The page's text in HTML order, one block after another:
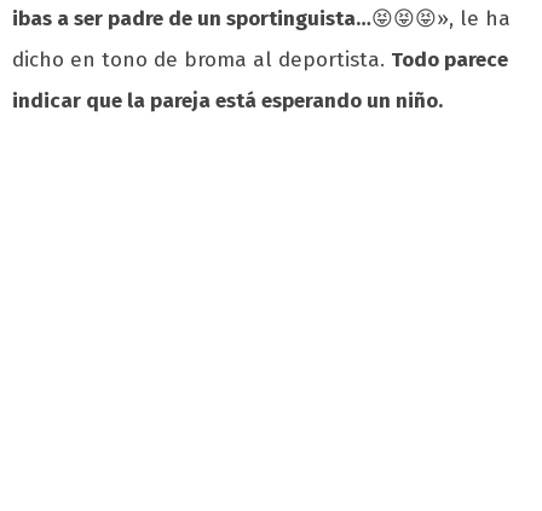
ibas a ser padre de un sportinguista…😝😝😝», le ha
dicho en tono de broma al deportista. Todo parece
indicar que la pareja está esperando un niño.